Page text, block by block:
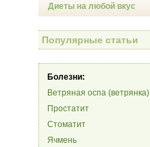
Диеты на любой вкус
Популярные статьи
Болезни:
Ветряная оспа (ветрянка)
Простатит
Стоматит
Ячмень